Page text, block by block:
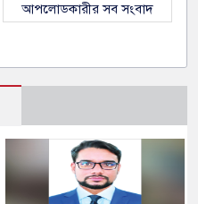
আপলোডকারীর সব সংবাদ